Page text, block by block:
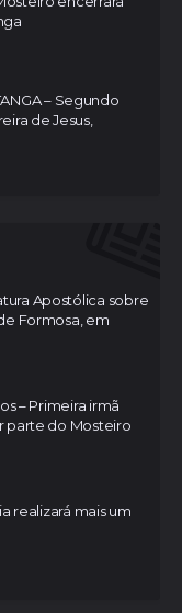
– Segundo
de Jesus,
Apostólica sobre
Formosa, em
– Primeira irmã
parte do Mosteiro
realizará mais um